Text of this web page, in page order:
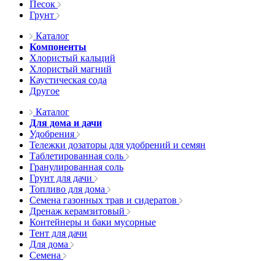
Песок
Грунт
Каталог
Компоненты
Хлористый кальций
Хлористый магний
Каустическая сода
Другое
Каталог
Для дома и дачи
Удобрения
Тележки дозаторы для удобрений и семян
Таблетированная соль
Гранулированная соль
Грунт для дачи
Топливо для дома
Семена газонных трав и сидератов
Дренаж керамзитовый
Контейнеры и баки мусорные
Тент для дачи
Для дома
Семена